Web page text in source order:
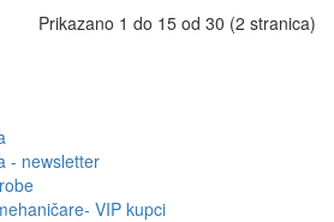
Prikazano 1 do 15 od 30 (2 stranica)
- newsletter
VIP kupci